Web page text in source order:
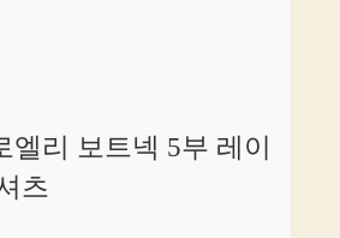
엘리 보트넥 5부 레이
츠